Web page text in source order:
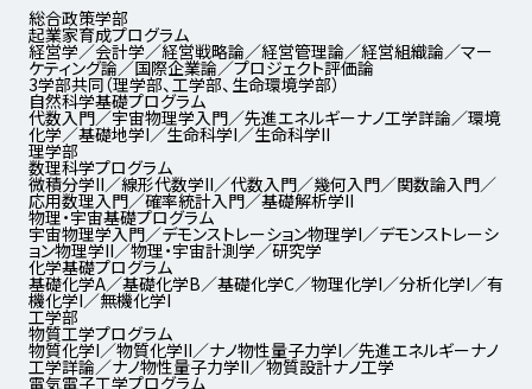
総合政策学部
起業家育成プログラム
経営学／会計学／経営戦略論／経営管理論／経営組織論／マー
ケティング論／国際企業論／プロジェクト評価論
3学部共同（理学部、工学部、生命環境学部）
自然科学基礎プログラム
代数入門／宇宙物理学入門／先進エネルギーナノ工学詳論／環境
化学／基礎地学I／生命科学I／生命科学II
理学部
数理科学プログラム
微積分学II／線形代数学II／代数入門／幾何入門／関数論入門／
応用数理入門／確率統計入門／基礎解析学II
物理・宇宙基礎プログラム
宇宙物理学入門／デモンストレーション物理学I／デモンストレーシ
ョン物理学II／物理・宇宙計測学／研究学
化学基礎プログラム
基礎化学A／基礎化学B／基礎化学C／物理化学I／分析化学I／有
機化学I／無機化学I
工学部
物質工学プログラム
物質化学I／物質化学II／ナノ物性量子力学I／先進エネルギーナノ
工学詳論／ナノ物性量子力学II／物質設計ナノ工学
電気電子工学プログラム